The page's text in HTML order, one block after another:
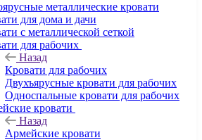
металлические кровати
для дома и дачи
с металлической сеткой
для рабочих
Назад
Кровати для рабочих
Двухъярусные кровати для рабочих
Односпальные кровати для рабочих
кровати
Назад
Армейские кровати